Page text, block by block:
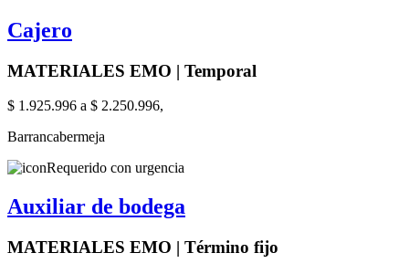
Cajero
MATERIALES EMO | Temporal
$ 1.925.996 a $ 2.250.996,
Barrancabermeja
Requerido con urgencia
Auxiliar de bodega
MATERIALES EMO | Término fijo